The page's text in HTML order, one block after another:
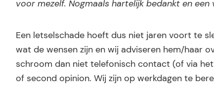
voor mezelf. Nogmaals hartelijk bedankt en een
Een letselschade hoeft dus niet jaren voort te
wat de wensen zijn en wij adviseren hem/haar
schroom dan niet telefonisch contact (of via het
of second opinion. Wij zijn op werkdagen te